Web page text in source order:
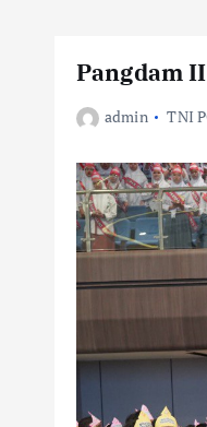
Pangdam
admin TNI